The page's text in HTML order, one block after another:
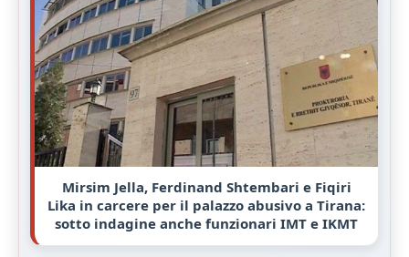
Mirsim Jella, Ferdinand Shtembari e Fiqiri
Lika in carcere per il palazzo abusivo a Tirana:
sotto indagine anche funzionari IMT e IKMT